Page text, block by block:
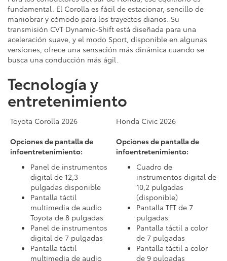
fundamental. El Corolla es fácil de estacionar, sencillo de
maniobrar y cómodo para los trayectos diarios. Su
transmisión CVT Dynamic-Shift está diseñada para una
aceleración suave, y el modo Sport, disponible en algunas
versiones, ofrece una sensación más dinámica cuando se
busca una conducción más ágil.
Tecnología y
entretenimiento
Toyota Corolla 2026
Honda Civic 2026
Opciones de pantalla de
infoentretenimiento:
Panel de instrumentos
digital de 12,3
pulgadas disponible
Pantalla táctil
multimedia de audio
Toyota de 8 pulgadas
Panel de instrumentos
digital de 7 pulgadas
Pantalla táctil
multimedia de audio
Opciones de pantalla de
infoentretenimiento:
Cuadro de
instrumentos digital de
10,2 pulgadas
(disponible)
Pantalla TFT de 7
pulgadas
Pantalla táctil a color
de 7 pulgadas
Pantalla táctil a color
de 9 pulgadas